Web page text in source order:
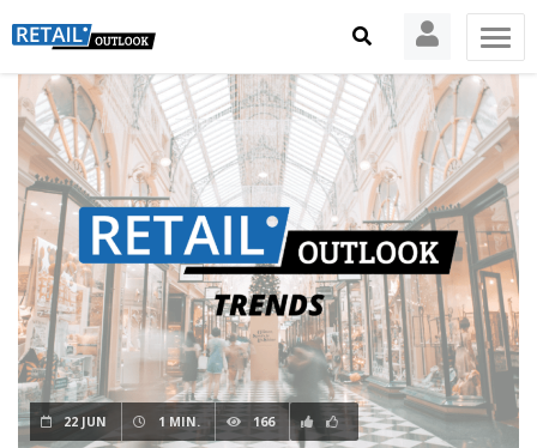
22 JUN 1 MIN. 166